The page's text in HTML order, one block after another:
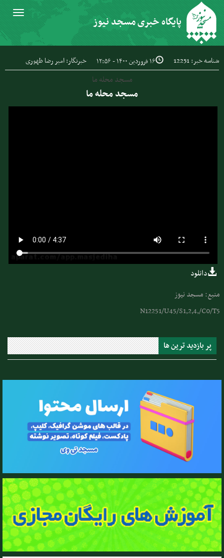
پایگاه خبری مسجد نیوز
Toggle
شناسه خبر: 12251 ۱۶ فروردین ۱۴۰۰ - ۱۲:۵۶ خبرنگار: امیر رضا ظهوری
مسجد محله ما
مسجد محله ما
دانلود
منبع: مسجد نیوز
N12251/U45/S1,2,4,/C0/T5
پر بازدید ترین ها